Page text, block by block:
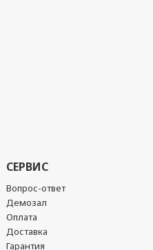
СЕРВИС
Вопрос-ответ
Демозал
Оплата
Доставка
Гарантия